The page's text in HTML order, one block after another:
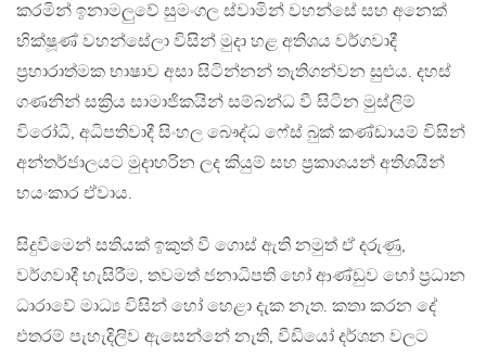
කරමින් ඉනාමලුවේ සුමංගල ස්වාමින් වහන්සේ සහ අනෙක්
භික්ෂූණ් වහන්සේලා විසින් මුදා හළ අතිශය වර්ගවාදී
ප්‍රහාරාත්මක භාෂාව අසා සිටින්නන් තැතිගන්වන සුළුය. දහස්
ගණනින් සක්‍රිය සාමාජිකයින් සම්බන්ධ වී සිටින මුස්ලිම්
විරෝධී, අධිපතිවාදී සිංහල බෞද්ධ ෆේස් බුක් කණ්ඩායම් විසින්
අන්තර්ජාලයට මුදාහරින ලද කියුම් සහ ප්‍රකාශයන් අතිශයින්
භයංකාර ඒවාය.
සිදුවීමෙන් සතියක් ඉකුත් වී ගොස් ඇති නමුත් ඒ දරුණු,
වර්ගවාදී හැසිරීම, තවමත් ජනාධිපති හෝ ආණ්ඩුව හෝ ප්‍රධාන
ධාරාවේ මාධ්‍ය විසින් හෝ හෙළා දැක නැත. කතා කරන දේ
එතරම් පැහැදිලිව ඇසෙන්නේ නැති, වීඩියෝ දර්ශන වලට